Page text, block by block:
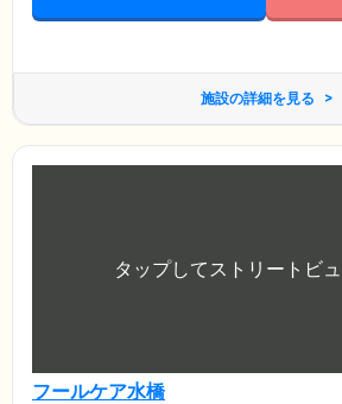
施設の詳細を見る
フールケア水橋